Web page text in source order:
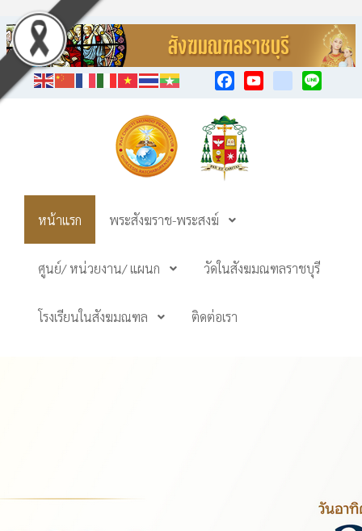
หน้าแรก พระสังฆราช-พระสงฆ์
ศูนย์/ หน่วยงาน/ แผนก วัดในสังฆมณฑลราชบุรี
โรงเรียนในสังฆมณฑล ติดต่อเรา